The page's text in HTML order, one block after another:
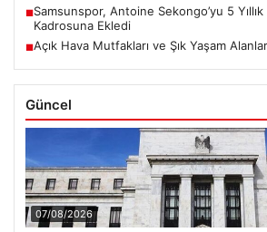
■Samsunspor, Antoine Sekongo’yu 5
Kadrosuna Ekledi
■Açık Hava Mutfakları ve Şık Yaşam
Güncel
07/08/2026